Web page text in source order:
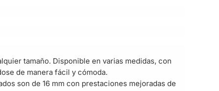
tamaño. Disponible en varias medidas, con
de manera fácil y cómoda.
son de 16 mm con prestaciones mejoradas de